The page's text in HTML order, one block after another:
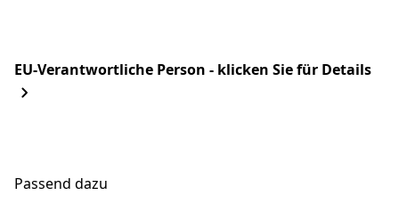
EU-Verantwortliche Person - klicken Sie für Details
Passend dazu